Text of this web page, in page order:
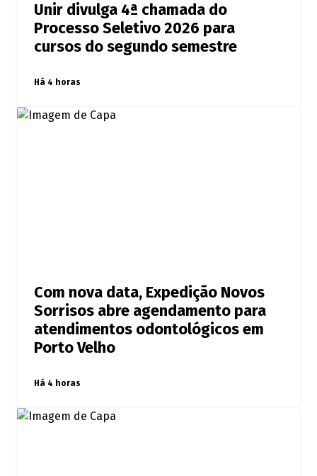
Unir divulga 4ª chamada do
Processo Seletivo 2026 para
cursos do segundo semestre
Há 4 horas
Com nova data, Expedição Novos
Sorrisos abre agendamento para
atendimentos odontológicos em
Porto Velho
Há 4 horas